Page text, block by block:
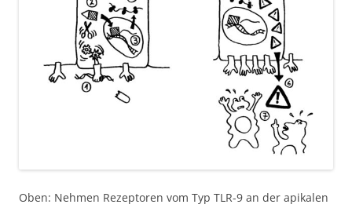
Oben: Nehmen Rezeptoren vom Typ TLR-9 an der apikalen